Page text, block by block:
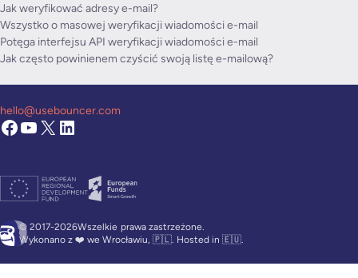
Jak weryfikować adresy e-mail?
Wszystko o masowej weryfikacji wiadomości e-mail
Potęga interfejsu API weryfikacji wiadomości e-mail
Jak często powinienem czyścić swoją listę e-mailową?
© 2017-2026Wszelkie prawa zastrzeżone.
Wykonano z ❤️ we Wrocławiu, 🇵🇱. Hosted in 🇪🇺.
hello@usebouncer.com